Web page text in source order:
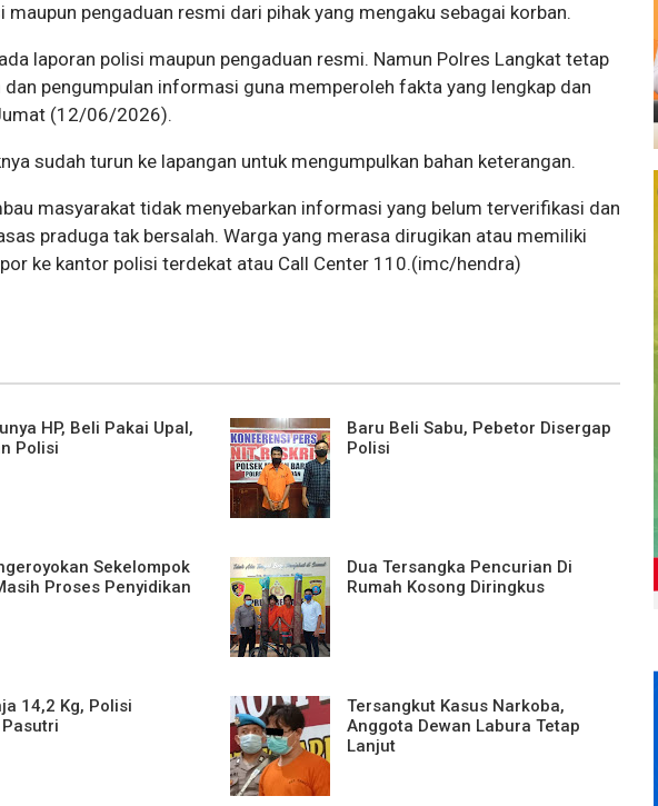
pengaduan resmi dari pihak yang mengaku sebagai korban.
laporan polisi maupun pengaduan resmi. Namun Polres Langkat tetap
dan pengumpulan informasi guna memperoleh fakta yang lengkap dan
(12/06/2026).
sudah turun ke lapangan untuk mengumpulkan bahan keterangan.
masyarakat tidak menyebarkan informasi yang belum terverifikasi dan
praduga tak bersalah. Warga yang merasa dirugikan atau memiliki
ke kantor polisi terdekat atau Call Center 110.(imc/hendra)
HP, Beli Pakai Upal,
Polisi
Baru Beli Sabu, Pebetor Disergap
Polisi
Sekelompok
Proses Penyidikan
Dua Tersangka Pencurian Di
Rumah Kosong Diringkus
14,2 Kg, Polisi
Tersangkut Kasus Narkoba,
Anggota Dewan Labura Tetap
Lanjut